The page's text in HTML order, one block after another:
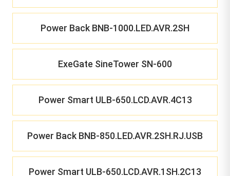
Power Back BNB-1000.LED.AVR.2SH
ExeGate SineTower SN-600
Power Smart ULB-650.LCD.AVR.4C13
Power Back BNB-850.LED.AVR.2SH.RJ.USB
Power Smart ULB-650.LCD.AVR.1SH.2C13